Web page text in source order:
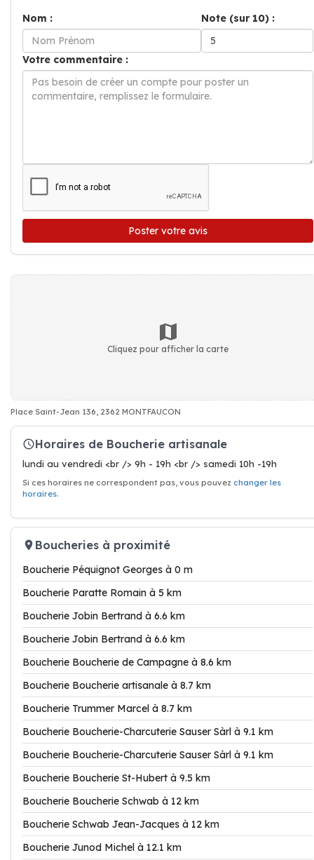
Nom :
Note (sur 10) :
Votre commentaire :
Poster votre avis
Cliquez pour afficher la carte
Place Saint-Jean 136, 2362 MONTFAUCON
Horaires de Boucherie artisanale
lundi au vendredi <br /> 9h - 19h <br /> samedi 10h -19h
Si ces horaires ne correspondent pas, vous pouvez changer les
horaires.
Boucheries à proximité
Boucherie Péquignot Georges à 0 m
Boucherie Paratte Romain à 5 km
Boucherie Jobin Bertrand à 6.6 km
Boucherie Jobin Bertrand à 6.6 km
Boucherie Boucherie de Campagne à 8.6 km
Boucherie Boucherie artisanale à 8.7 km
Boucherie Trummer Marcel à 8.7 km
Boucherie Boucherie-Charcuterie Sauser Sàrl à 9.1 km
Boucherie Boucherie-Charcuterie Sauser Sàrl à 9.1 km
Boucherie Boucherie St-Hubert à 9.5 km
Boucherie Boucherie Schwab à 12 km
Boucherie Schwab Jean-Jacques à 12 km
Boucherie Junod Michel à 12.1 km